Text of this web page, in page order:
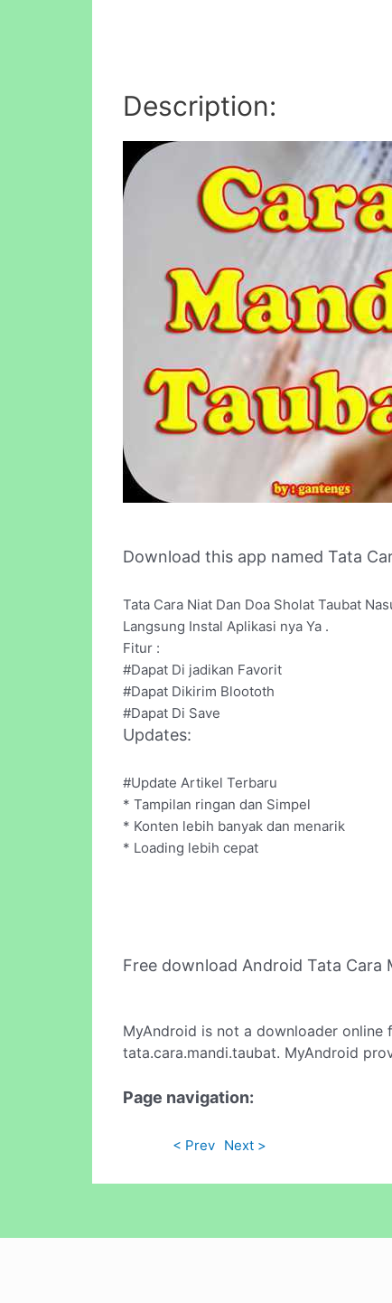
Description:
Download this app named Tata
Tata Cara Niat Dan Doa Sholat Taubat
Langsung Instal Aplikasi nya Ya .
Fitur :
#Dapat Di jadikan Favorit
#Dapat Dikirim Bloototh
#Dapat Di Save
Updates:
#Update Artikel Terbaru
* Tampilan ringan dan Simpel
* Konten lebih banyak dan menarik
* Loading lebih cepat
Free download Android Tata
MyAndroid is not a downloader online
tata.cara.mandi.taubat. MyAndroid
Page navigation:
< Prev Next >